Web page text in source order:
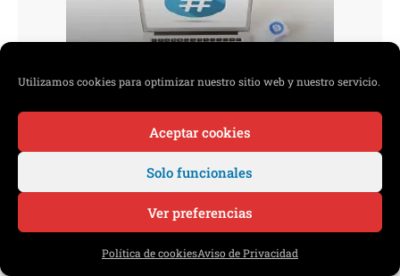
Utilizamos cookies para optimizar nuestro sitio web y nuestro servicio.
Aceptar cookies
Solo funcionales
Ver preferencias
Política de cookiesAviso de Privacidad
QUÉ SON LOS HASHTAGS
DUTapp Comunicaciones
Contáctanos directamente